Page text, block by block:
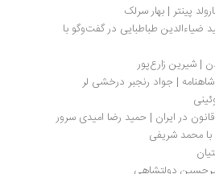
فرقه کمونیست ایران و سید ضیاءالدین طباطبایی در گفت‌وگو با
زارع‌پور
| جواد رنجبر درخشی لر
ایران | حمید رضا امیدی سرور
شریفی